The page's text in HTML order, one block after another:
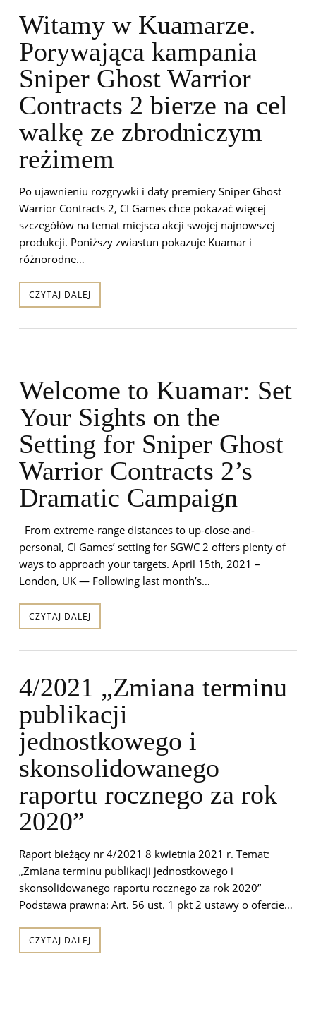
Witamy w Kuamarze.
Porywająca kampania
Sniper Ghost Warrior
Contracts 2 bierze na cel
walkę ze zbrodniczym
reżimem
Po ujawnieniu rozgrywki i daty premiery Sniper Ghost
Warrior Contracts 2, CI Games chce pokazać więcej
szczegółów na temat miejsca akcji swojej najnowszej
produkcji. Poniższy zwiastun pokazuje Kuamar i
różnorodne…
CZYTAJ DALEJ
Welcome to Kuamar: Set
Your Sights on the
Setting for Sniper Ghost
Warrior Contracts 2’s
Dramatic Campaign
From extreme-range distances to up-close-and-
personal, CI Games’ setting for SGWC 2 offers plenty of
ways to approach your targets. April 15th, 2021 –
London, UK — Following last month’s…
CZYTAJ DALEJ
4/2021 „Zmiana terminu
publikacji
jednostkowego i
skonsolidowanego
raportu rocznego za rok
2020”
Raport bieżący nr 4/2021 8 kwietnia 2021 r. Temat:
„Zmiana terminu publikacji jednostkowego i
skonsolidowanego raportu rocznego za rok 2020”
Podstawa prawna: Art. 56 ust. 1 pkt 2 ustawy o ofercie…
CZYTAJ DALEJ